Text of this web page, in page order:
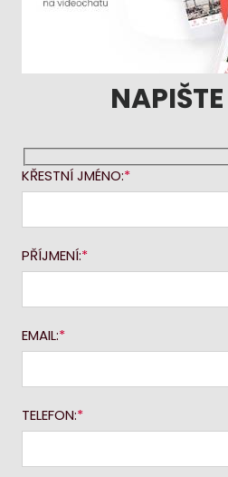
KŘESTNÍ JMÉNO:
PŘÍJMENÍ:
EMAIL:
TELEFON: